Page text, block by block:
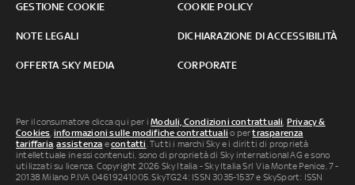
GESTIONE COOKIE COOKIE POLICY
NOTE LEGALI DICHIARAZIONE DI ACCESSIBILITÀ
OFFERTA SKY MEDIA CORPORATE
Per il consumatore clicca qui per iModuli, Condizioni contrattuali, Privacy &
Cookies, informazioni sulle modifiche contrattuali o pertrasparenza
tariffaria,assistenza econtatti. Tutti i marchi Sky e i diritti di proprietà
intellettuale in essi contenuti, sono di proprietà di Sky international AG e sono
utilizzati su licenza. Copyright 2026 Sky Italia - Sky Italia Srl Via Monte Penice, 7 -
20138 Milano P.IVA 04619241005. SkyTG24: ISSN 3035-1537 e SkySport: ISSN